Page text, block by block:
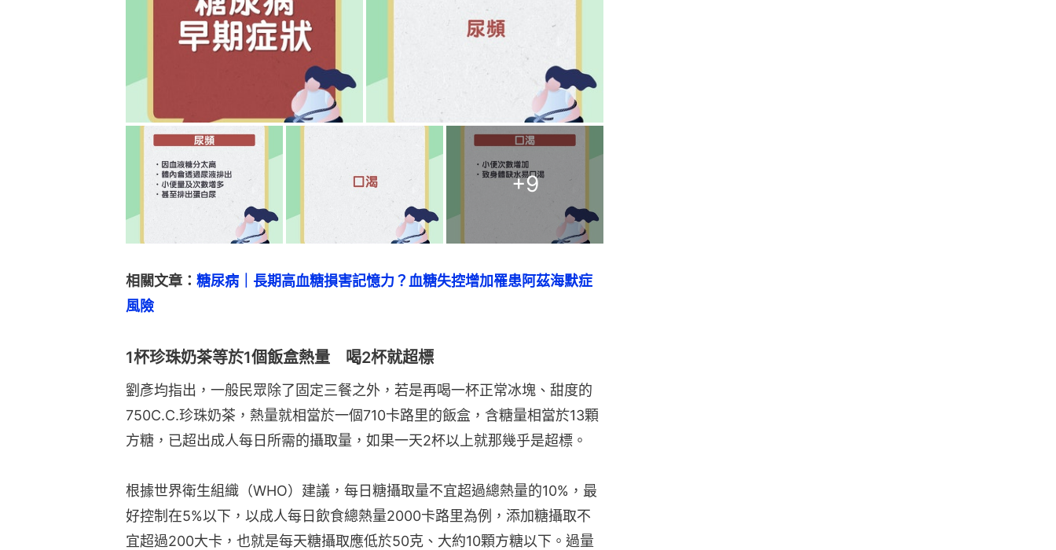
+9
相關文章： 糖尿病｜長期高血糖損害記憶力？血糖失控增加罹患阿茲海默症
風險
1杯珍珠奶茶等於1個飯盒熱量 喝2杯就超標
劉彥均指出，一般民眾除了固定三餐之外，若是再喝一杯正常冰塊、甜度的
750C.C.珍珠奶茶，熱量就相當於一個710卡路里的飯盒，含糖量相當於13顆
方糖，已超出成人每日所需的攝取量，如果一天2杯以上就那幾乎是超標。
根據世界衛生組織（WHO）建議，每日糖攝取量不宜超過總熱量的10%，最
好控制在5%以下，以成人每日飲食總熱量2000卡路里為例，添加糖攝取不
宜超過200大卡，也就是每天糖攝取應低於50克、大約10顆方糖以下。過量